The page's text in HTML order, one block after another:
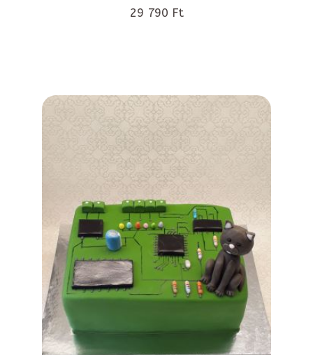
29 790 Ft